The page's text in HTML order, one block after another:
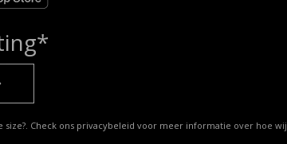
Check ons privacybeleid voor meer informatie over hoe wij